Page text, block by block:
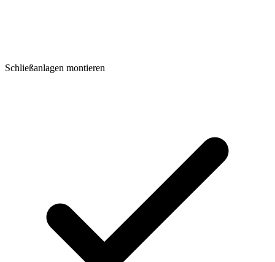
Schließanlagen montieren